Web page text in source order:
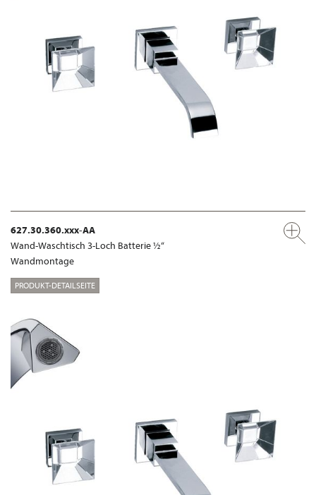
627.30.360.xxx-AA
Wand-Waschtisch 3-Loch Batterie ½“
Wandmontage
PRODUKT-DETAILSEITE